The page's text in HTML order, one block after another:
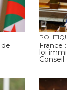
France
loi